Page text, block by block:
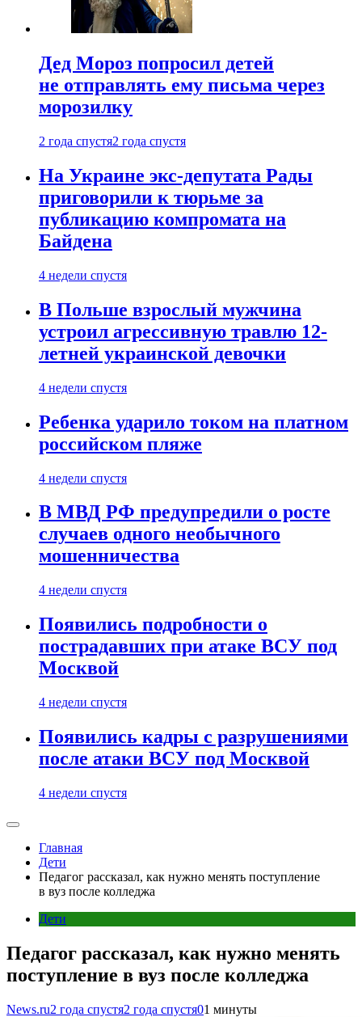
Дед Мороз попросил детей
не отправлять ему письма через
морозилку
2 года спустя2 года спустя
На Украине экс-депутата Рады
приговорили к тюрьме за
публикацию компромата на
Байдена
4 недели спустя
В Польше взрослый мужчина
устроил агрессивную травлю 12-
летней украинской девочки
4 недели спустя
Ребенка ударило током на платном
российском пляже
4 недели спустя
В МВД РФ предупредили о росте
случаев одного необычного
мошенничества
4 недели спустя
Появились подробности о
пострадавших при атаке ВСУ под
Москвой
4 недели спустя
Появились кадры с разрушениями
после атаки ВСУ под Москвой
4 недели спустя
Главная
Дети
Педагог рассказал, как нужно менять поступление
в вуз после колледжа
Дети
Педагог рассказал, как нужно менять
поступление в вуз после колледжа
News.ru2 года спустя2 года спустя01 минуты